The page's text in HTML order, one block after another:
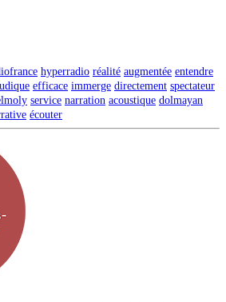
hyperradio réalité augmentée entendre
efficace immerge directement spectateur
service narration acoustique dolmayan
écouter